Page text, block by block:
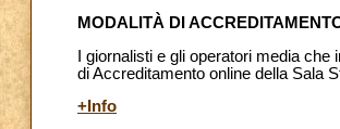
MODALITÀ DI
I giornalisti e gli operatori media che
di Accreditamento online della Sala
+Info